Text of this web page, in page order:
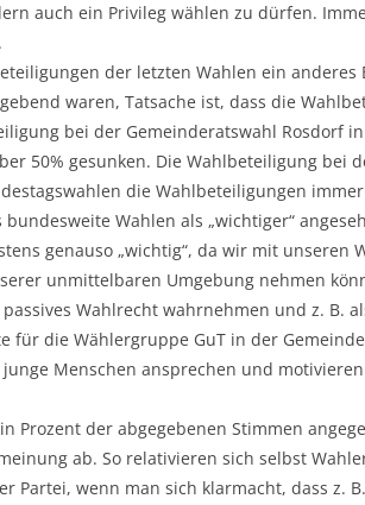
auch ein Privileg wählen zu dürfen.
der letzten Wahlen ein anderes
waren, Tatsache ist, dass die
bei der Gemeinderatswahl Rosdorf
50% gesunken. Die Wahlbeteiligung bei
die Wahlbeteiligungen
Wahlen als „wichtiger“
genauso „wichtig“, da wir mit unseren
unmittelbaren Umgebung nehmen
Wahlrecht wahrnehmen und z. B.
für die Wählergruppe GuT in der
Menschen ansprechen und
Prozent der abgegebenen Stimmen
ab. So relativieren sich selbst
Partei, wenn man sich klarmacht, dass z.